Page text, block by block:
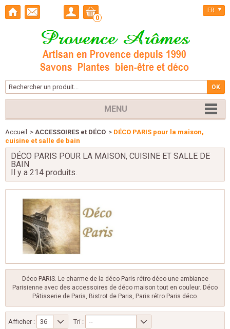
0
FR
MENU
Accueil > ACCESSOIRES et DÉCO > DÉCO PARIS pour la maison,
cuisine et salle de bain
DÉCO PARIS POUR LA MAISON, CUISINE ET SALLE DE
BAIN
Il y a 214 produits.
Déco PARIS. Le charme de la déco Paris rétro déco une ambiance
Parisienne avec des accessoires de déco maison tout en couleur. Déco
Pâtisserie de Paris, Bistrot de Paris, Paris rétro Paris déco.
Afficher : 36 Tri : --